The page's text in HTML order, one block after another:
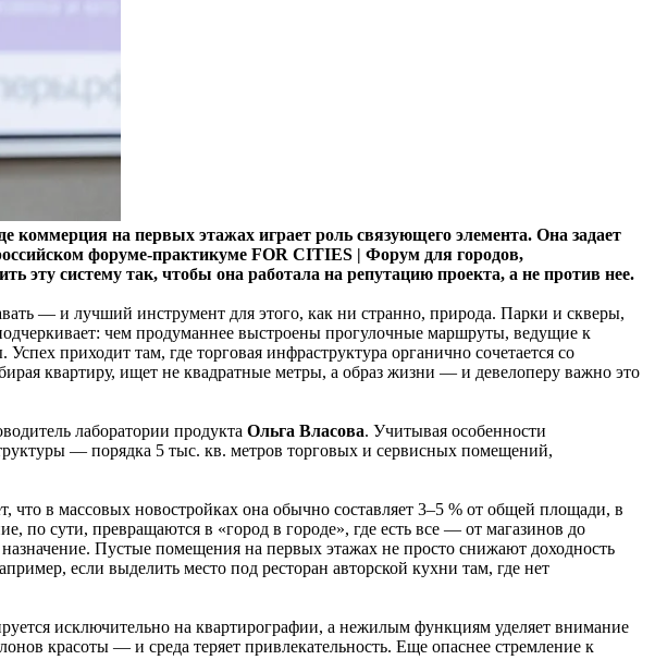
на первых этажах играет роль связующего элемента. Она задает
форуме-практикуме FOR CITIES | Форум для городов,
систему так, чтобы она работала на репутацию проекта, а не против нее.
— и лучший инструмент для этого, как ни странно, природа. Парки и скверы,
чем продуманнее выстроены прогулочные маршруты, ведущие к
приходит там, где торговая инфраструктура органично сочетается со
квартиру, ищет не квадратные метры, а образ жизни — и девелоперу важно это
лаборатории продукта Ольга Власова. Учитывая особенности
— порядка 5 тыс. кв. метров торговых и сервисных помещений,
что в массовых новостройках она обычно составляет 3–5 % от общей площади, в
по сути, превращаются в «город в городе», где есть все — от магазинов до
Пустые помещения на первых этажах не просто снижают доходность
если выделить место под ресторан авторской кухни там, где нет
исключительно на квартирографии, а нежилым функциям уделяет внимание
красоты — и среда теряет привлекательность. Еще опаснее стремление к